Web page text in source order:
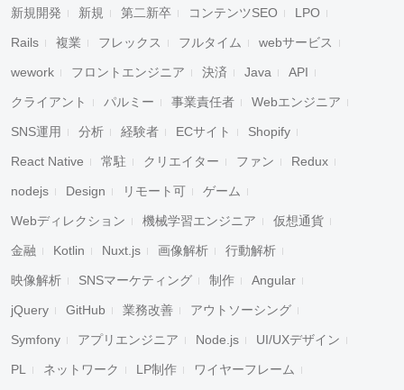
新規開発 新規 第二新卒 コンテンツSEO LPO
Rails 複業 フレックス フルタイム webサービス
wework フロントエンジニア 決済 Java API
クライアント パルミー 事業責任者 Webエンジニア
SNS運用 分析 経験者 ECサイト Shopify
React Native 常駐 クリエイター ファン Redux
nodejs Design リモート可 ゲーム
Webディレクション 機械学習エンジニア 仮想通貨
金融 Kotlin Nuxt.js 画像解析 行動解析
映像解析 SNSマーケティング 制作 Angular
jQuery GitHub 業務改善 アウトソーシング
Symfony アプリエンジニア Node.js UI/UXデザイン
PL ネットワーク LP制作 ワイヤーフレーム